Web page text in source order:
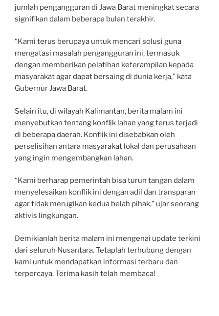
jumlah pengangguran di Jawa Barat meningkat secara
signifikan dalam beberapa bulan terakhir.
“Kami terus berupaya untuk mencari solusi guna
mengatasi masalah pengangguran ini, termasuk
dengan memberikan pelatihan keterampilan kepada
masyarakat agar dapat bersaing di dunia kerja,” kata
Gubernur Jawa Barat.
Selain itu, di wilayah Kalimantan, berita malam ini
menyebutkan tentang konflik lahan yang terus terjadi
di beberapa daerah. Konflik ini disebabkan oleh
perselisihan antara masyarakat lokal dan perusahaan
yang ingin mengembangkan lahan.
“Kami berharap pemerintah bisa turun tangan dalam
menyelesaikan konflik ini dengan adil dan transparan
agar tidak merugikan kedua belah pihak,” ujar seorang
aktivis lingkungan.
Demikianlah berita malam ini mengenai update terkini
dari seluruh Nusantara. Tetaplah terhubung dengan
kami untuk mendapatkan informasi terbaru dan
terpercaya. Terima kasih telah membaca!